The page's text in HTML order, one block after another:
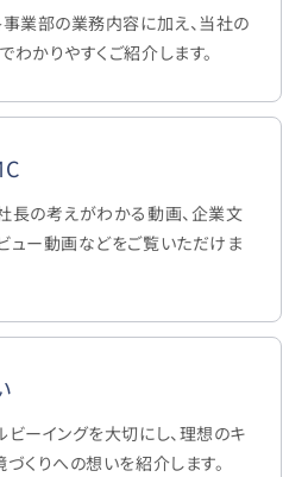
業部の業務内容に加え、当社の
かりやすくご紹介します。
長の考えがわかる動画、企業文
ュー動画などをご覧いただけま
ーイングを大切にし、理想のキ
くりへの想いを紹介します。